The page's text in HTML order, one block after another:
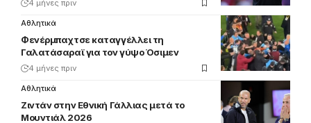
4 μήνες πριν
Αθλητικά
Φενέρμπαχτσε καταγγέλλει τη
Γαλατάσαραϊ για τον γύψο Όσιμεν
4 μήνες πριν
Αθλητικά
Ζιντάν στην Εθνική Γάλλιας μετά το
Μουντιάλ 2026